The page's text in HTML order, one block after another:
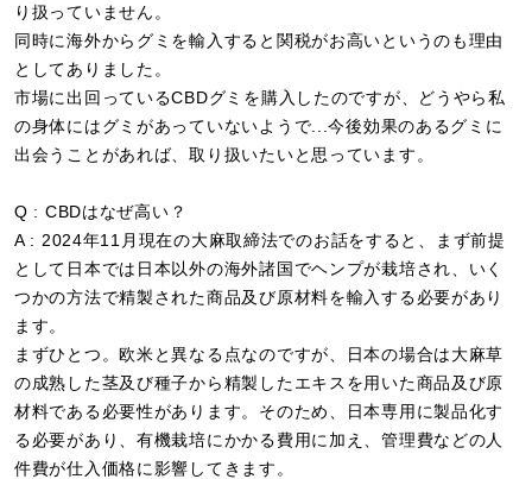
り扱っていません。
同時に海外からグミを輸入すると関税がお高いというのも理由
としてありました。
市場に出回っているCBDグミを購入したのですが、どうやら私
の身体にはグミがあっていないようで...今後効果のあるグミに
出会うことがあれば、取り扱いたいと思っています。
Q : CBDはなぜ高い？
A : 2024年11月現在の大麻取締法でのお話をすると、まず前提
として日本では日本以外の海外諸国でヘンプが栽培され、いく
つかの方法で精製された商品及び原材料を輸入する必要があり
ます。
まずひとつ。欧米と異なる点なのですが、日本の場合は大麻草
の成熟した茎及び種子から精製したエキスを用いた商品及び原
材料である必要性があります。そのため、日本専用に製品化す
る必要があり、有機栽培にかかる費用に加え、管理費などの人
件費が仕入価格に影響してきます。